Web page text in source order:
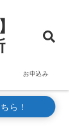
お申込み
ら！